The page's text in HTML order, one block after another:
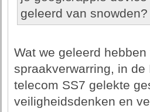
geleerd van snowden?
Wat we geleerd
spraakverwarring, in
telecom SS7 gelekte
veiligheidsdenken en